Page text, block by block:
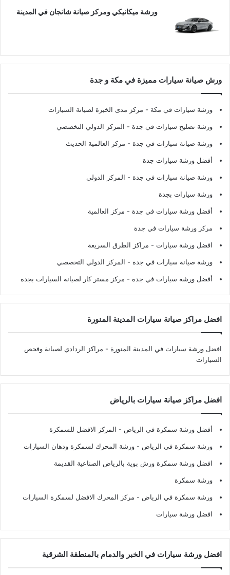
ورشة ميكانيكي ومركز صيانة شانجان في المدينة
ورش صيانة سيارات مميزة في مكة و جدة
ورشة سيارات في مكة - مركز مدى الخبرة لصيانة السيارات
ورشة تصليح سيارات في جدة - المركز الدولي التخصصي
ورشة صيانة سيارات في جدة - مركز العالمية الحديث
أفضل ورشة سيارات جدة
ورشة صيانة سيارات في جدة - المركز الدولي
ورشة سيارات بجدة
أفضل ورشة سيارات في جدة - مركز العالمية
مركز ورشة سيارات في جدة
افضل ورشة سيارات - مراكز الطرق السريعة
ورشة صيانة سيارات في جدة - المركز الدولي التخصصي
أفضل ورشة سيارات في جدة - مركز مستر كار لصيانة السيارات بجدة
افضل مراكز صيانة سيارات المدينة المنورة
افضل ورشة سيارات في المدينة المنورة - مراكز الردادي لصيانة وفحص
السيارات
افضل مراكز صيانة سيارات بالرياض
أفضل ورشة سمكرة في الرياض - المركز الافضل للسمكرة
ورشة سمكرة في الرياض - ورشة المحرك لسمكرة ودهان السيارات
افضل ورشة سمكرة ورش بوية بالرياض الصناعية القديمة
ورشة سمكرة
ورشة سمكرة في الرياض - مركز المحرك الافضل لسمكرة السيارات
افضل ورشة سيارات
افضل ورشة سيارات في الخبر والدمام بالمنطقة الشرقية